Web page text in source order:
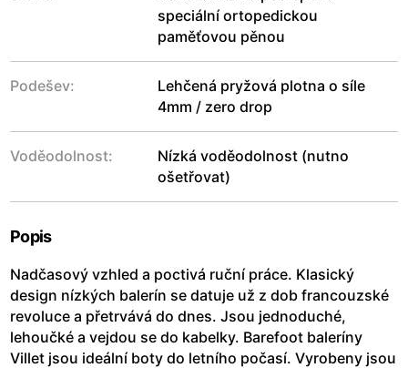
speciální ortopedickou
paměťovou pěnou
Podešev:
Lehčená pryžová plotna o síle
4mm / zero drop
Voděodolnost:
Nízká voděodolnost (nutno
ošetřovat)
Popis
Nadčasový vzhled a poctivá ruční práce. Klasický
design nízkých balerín se datuje už z dob francouzské
revoluce a přetrvává do dnes. Jsou jednoduché,
lehoučké a vejdou se do kabelky. Barefoot baleríny
Villet jsou ideální boty do letního počasí. Vyrobeny jsou